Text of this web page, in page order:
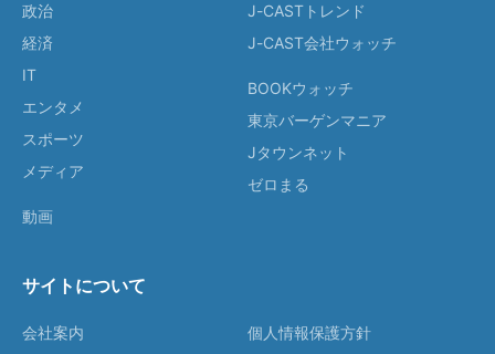
政治
経済
IT
エンタメ
スポーツ
メディア
動画
J-CASTトレンド
J-CAST会社ウォッチ
BOOKウォッチ
東京バーゲンマニア
Jタウンネット
ゼロまる
サイトについて
会社案内
個人情報保護方針